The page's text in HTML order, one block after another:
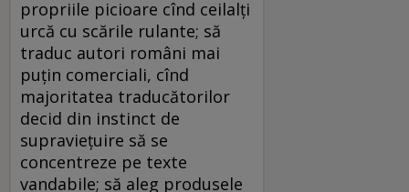
propriile picioare cînd ceilalţi
urcă cu scările rulante; să
traduc autori români mai
puţin comerciali, cînd
majoritatea traducătorilor
decid din instinct de
supravieţuire să se
concentreze pe texte
vandabile; să aleg produsele